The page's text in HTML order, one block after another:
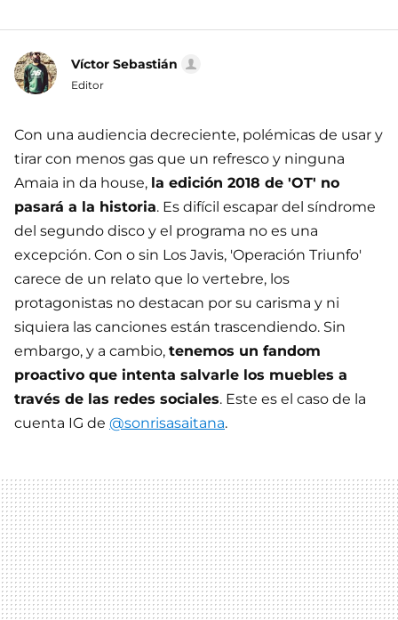
Víctor Sebastián
Editor
Con una audiencia decreciente, polémicas de usar y
tirar con menos gas que un refresco y ninguna
Amaia in da house, la edición 2018 de 'OT' no
pasará a la historia. Es difícil escapar del síndrome
del segundo disco y el programa no es una
excepción. Con o sin Los Javis, 'Operación Triunfo'
carece de un relato que lo vertebre, los
protagonistas no destacan por su carisma y ni
siquiera las canciones están trascendiendo. Sin
embargo, y a cambio, tenemos un fandom
proactivo que intenta salvarle los muebles a
través de las redes sociales. Este es el caso de la
cuenta IG de @sonrisasaitana.